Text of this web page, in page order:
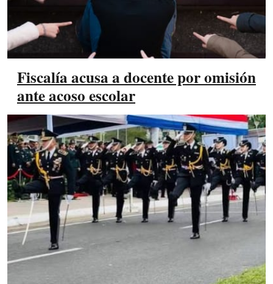
Fiscalía acusa a docente por omisión
ante acoso escolar